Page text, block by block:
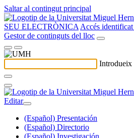
Saltar al contingut principal
SEU ELECTRÒNICA Accés
Gestor de continguts del lloc
Introdueix
Editar
(Español) Presentación
(Español) Directorio
(Español) Investigación